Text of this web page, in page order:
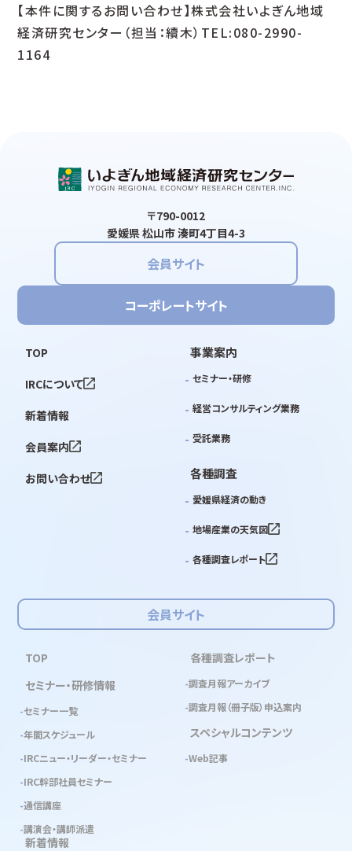
【本件に関するお問い合わせ】株式会社いよぎん地域
経済研究センター（担当：續木）TEL:080-2990-
1164
〒790-0012
愛媛県 松山市 湊町4丁目4-3
会員サイト
コーポレートサイト
TOP
IRCについて
新着情報
会員案内
お問い合わせ
事業案内
セミナー・研修
経営コンサルティング業務
受託業務
各種調査
愛媛県経済の動き
地場産業の天気図
各種調査レポート
会員サイト
TOP
セミナー・研修情報
セミナー一覧
年間スケジュール
IRCニュー・リーダー・セミナー
IRC幹部社員セミナー
通信講座
講演会・講師派遣
各種調査レポート
調査月報アーカイブ
調査月報（冊子版）申込案内
スペシャルコンテンツ
Web記事
新着情報